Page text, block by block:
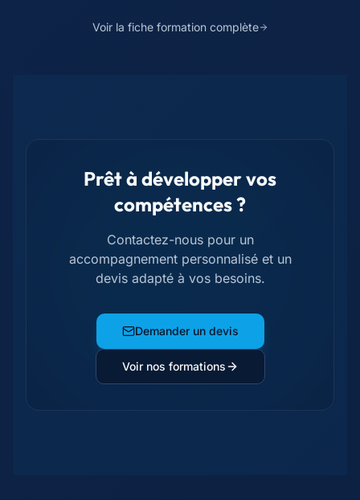
Voir la fiche formation complète
Prêt à développer vos
compétences ?
Contactez-nous pour un
accompagnement personnalisé et un
devis adapté à vos besoins.
Demander un devis
Voir nos formations